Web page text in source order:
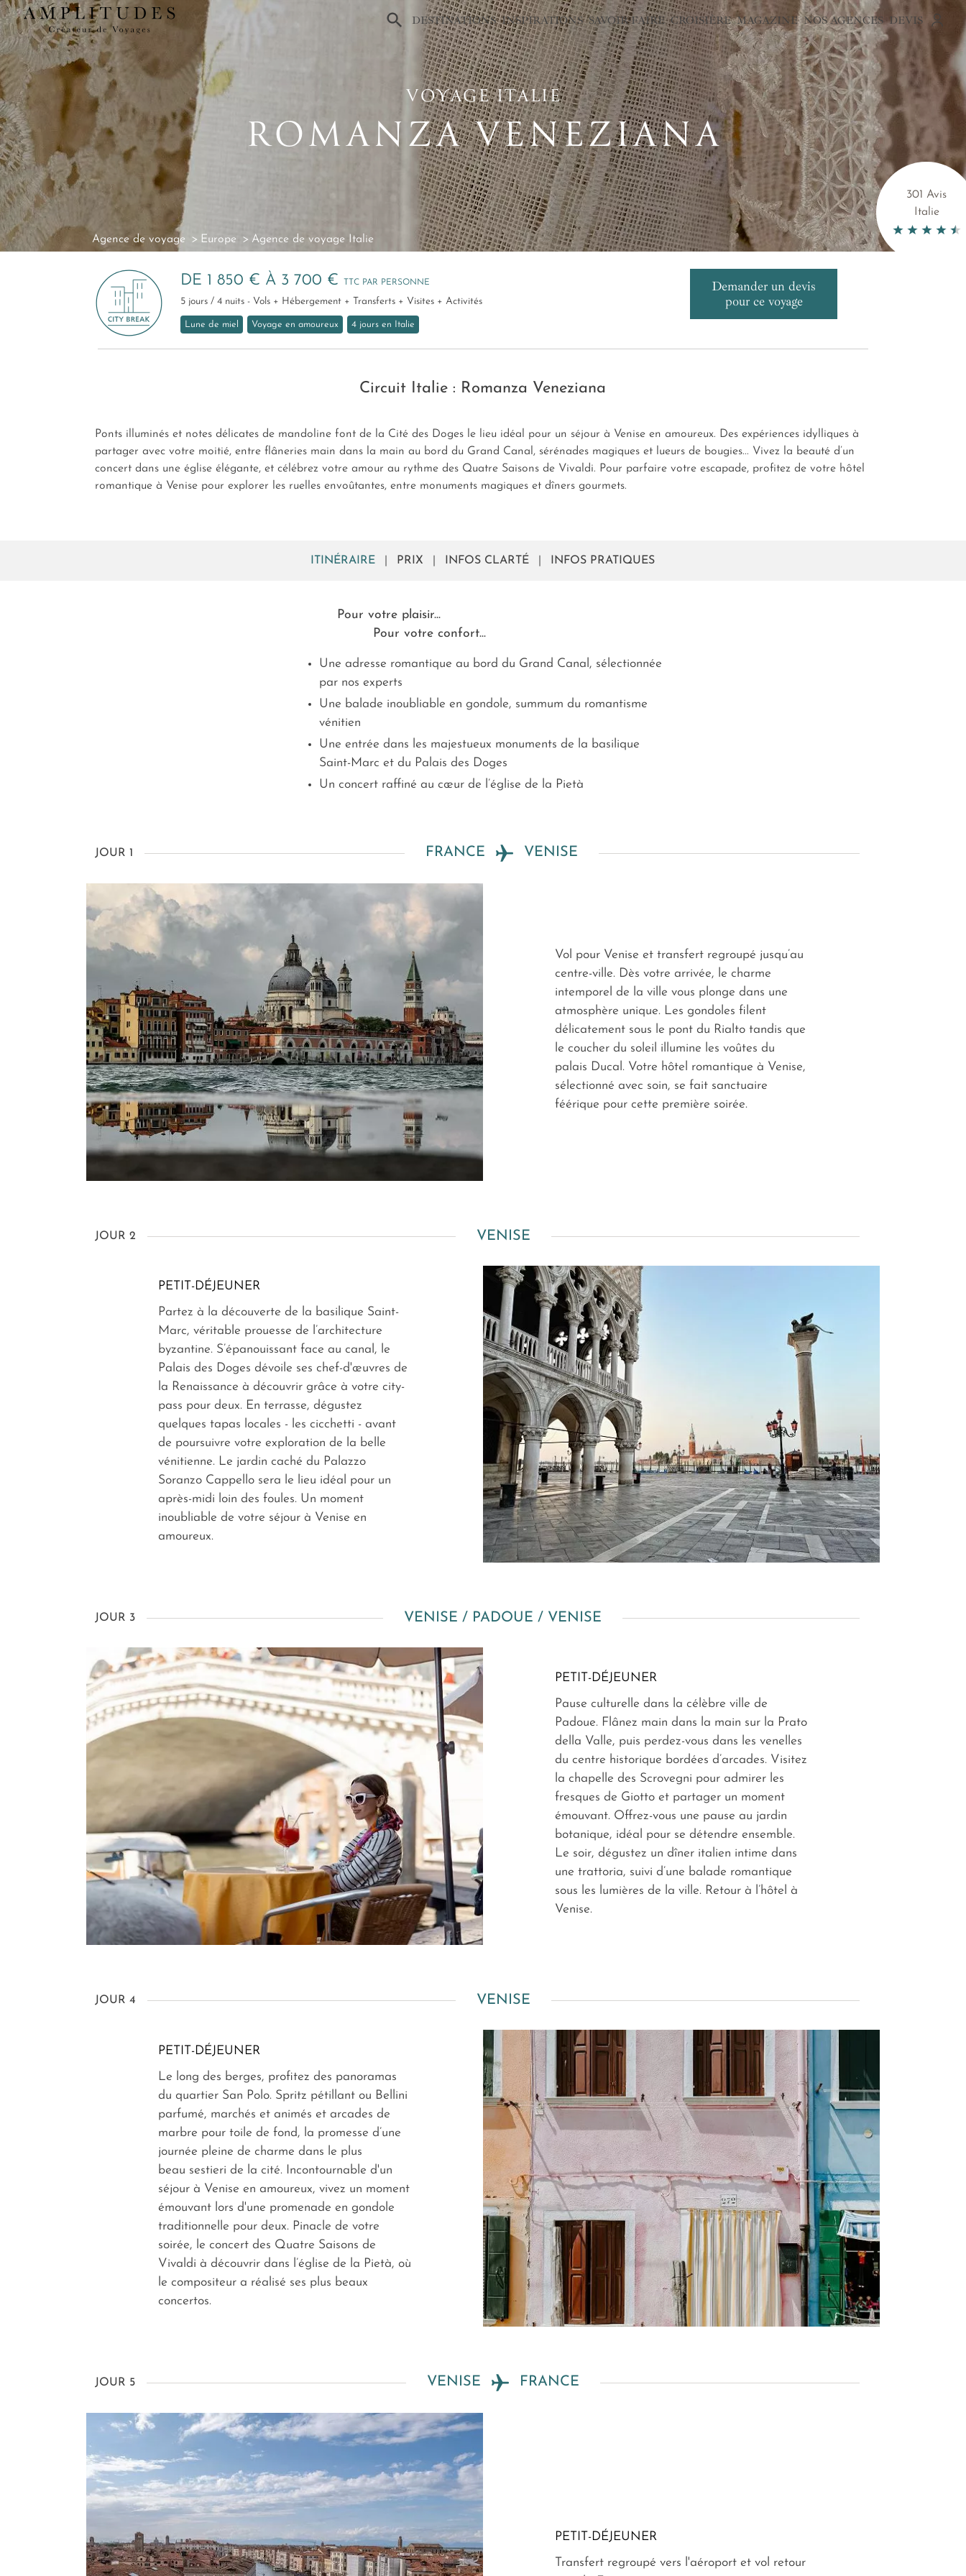
× DESTINATIONS INSPIRATIONS SAVOIR-FAIRE CROISIÈRE MAGAZINE NOS AGENCES DEVIS
VOYAGE ITALIE
ROMANZA VENEZIANA
Agence de voyage Europe Agence de voyage Italie
301 Avis
Italie
DE 1 850 € À 3 700 € TTC PAR PERSONNE
5 jours / 4 nuits - Vols + Hébergement + Transferts + Visites + Activités
Lune de miel Voyage en amoureux 4 jours en Italie
Demander un devis
pour ce voyage
Circuit Italie : Romanza Veneziana
Ponts illuminés et notes délicates de mandoline font de la Cité des Doges le lieu idéal pour un séjour à Venise en amoureux. Des expériences idylliques à
partager avec votre moitié, entre flâneries main dans la main au bord du Grand Canal, sérénades magiques et lueurs de bougies... Vivez la beauté d’un
concert dans une église élégante, et célébrez votre amour au rythme des Quatre Saisons de Vivaldi. Pour parfaire votre escapade, profitez de votre hôtel
romantique à Venise pour explorer les ruelles envoûtantes, entre monuments magiques et dîners gourmets.
ITINÉRAIRE PRIX INFOS CLARTÉ INFOS PRATIQUES
Pour votre plaisir...
Pour votre confort...
Une adresse romantique au bord du Grand Canal, sélectionnée
par nos experts
Une balade inoubliable en gondole, summum du romantisme
vénitien
Une entrée dans les majestueux monuments de la basilique
Saint-Marc et du Palais des Doges
Un concert raffiné au cœur de l’église de la Pietà
JOUR 1 FRANCE VENISE
Vol pour Venise et transfert regroupé jusqu’au
centre-ville. Dès votre arrivée, le charme
intemporel de la ville vous plonge dans une
atmosphère unique. Les gondoles filent
délicatement sous le pont du Rialto tandis que
le coucher du soleil illumine les voûtes du
palais Ducal. Votre hôtel romantique à Venise,
sélectionné avec soin, se fait sanctuaire
féérique pour cette première soirée.
JOUR 2 VENISE
PETIT-DÉJEUNER
Partez à la découverte de la basilique Saint-
Marc, véritable prouesse de l’architecture
byzantine. S’épanouissant face au canal, le
Palais des Doges dévoile ses chef-d'œuvres de
la Renaissance à découvrir grâce à votre city-
pass pour deux. En terrasse, dégustez
quelques tapas locales - les cicchetti - avant
de poursuivre votre exploration de la belle
vénitienne. Le jardin caché du Palazzo
Soranzo Cappello sera le lieu idéal pour un
après-midi loin des foules. Un moment
inoubliable de votre séjour à Venise en
amoureux.
JOUR 3 VENISE / PADOUE / VENISE
PETIT-DÉJEUNER
Pause culturelle dans la célèbre ville de
Padoue. Flânez main dans la main sur la Prato
della Valle, puis perdez-vous dans les venelles
du centre historique bordées d’arcades. Visitez
la chapelle des Scrovegni pour admirer les
fresques de Giotto et partager un moment
émouvant. Offrez-vous une pause au jardin
botanique, idéal pour se détendre ensemble.
Le soir, dégustez un dîner italien intime dans
une trattoria, suivi d’une balade romantique
sous les lumières de la ville. Retour à l’hôtel à
Venise.
JOUR 4 VENISE
PETIT-DÉJEUNER
Le long des berges, profitez des panoramas
du quartier San Polo. Spritz pétillant ou Bellini
parfumé, marchés et animés et arcades de
marbre pour toile de fond, la promesse d’une
journée pleine de charme dans le plus
beau sestieri de la cité. Incontournable d'un
séjour à Venise en amoureux, vivez un moment
émouvant lors d'une promenade en gondole
traditionnelle pour deux. Pinacle de votre
soirée, le concert des Quatre Saisons de
Vivaldi à découvrir dans l’église de la Pietà, où
le compositeur a réalisé ses plus beaux
concertos.
JOUR 5 VENISE FRANCE
PETIT-DÉJEUNER
Transfert regroupé vers l'aéroport et vol retour